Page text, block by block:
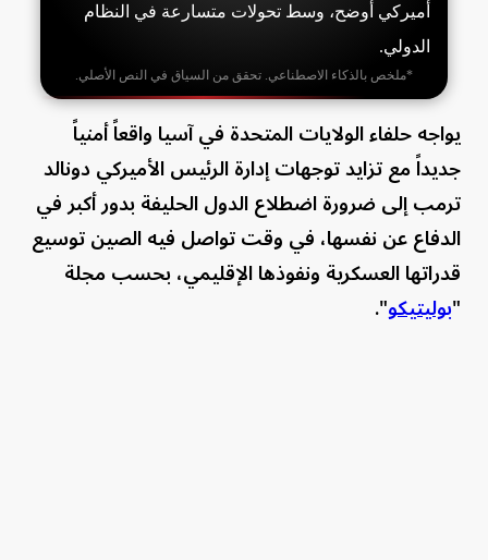
أميركي أوضح، وسط تحولات متسارعة في النظام
الدولي.
*ملخص بالذكاء الاصطناعي. تحقق من السياق في النص الأصلي.
يواجه حلفاء الولايات المتحدة في آسيا واقعاً أمنياً
جديداً مع تزايد توجهات إدارة الرئيس الأميركي دونالد
ترمب إلى ضرورة اضطلاع الدول الحليفة بدور أكبر في
الدفاع عن نفسها، في وقت تواصل فيه الصين توسيع
قدراتها العسكرية ونفوذها الإقليمي، بحسب مجلة
"بوليتيكو".